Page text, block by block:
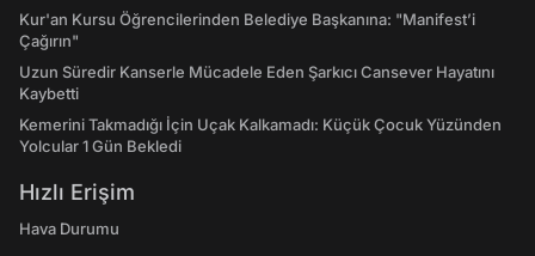
Kur'an Kursu Öğrencilerinden Belediye Başkanına: "Manifest’i
Çağırın"
Uzun Süredir Kanserle Mücadele Eden Şarkıcı Cansever Hayatını
Kaybetti
Kemerini Takmadığı İçin Uçak Kalkamadı: Küçük Çocuk Yüzünden
Yolcular 1 Gün Bekledi
Hızlı Erişim
Hava Durumu